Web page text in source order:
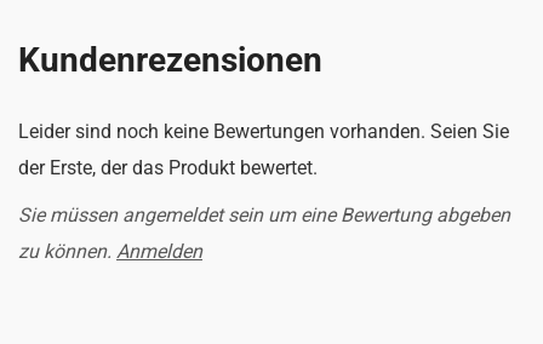
Kundenrezensionen
Leider sind noch keine Bewertungen vorhanden. Seien Sie
der Erste, der das Produkt bewertet.
Sie müssen angemeldet sein um eine Bewertung abgeben
zu können. Anmelden